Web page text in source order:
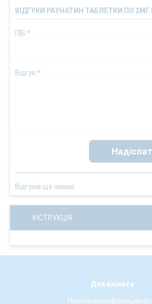
ВІДГУКИ РАУНАТИН ТАБЛЕТКИ ПО 2МГ
ПІБ *
Відгук*
Відгуків ще немає
ІНСТРУКЦІЯ
Для клієнта
Політика